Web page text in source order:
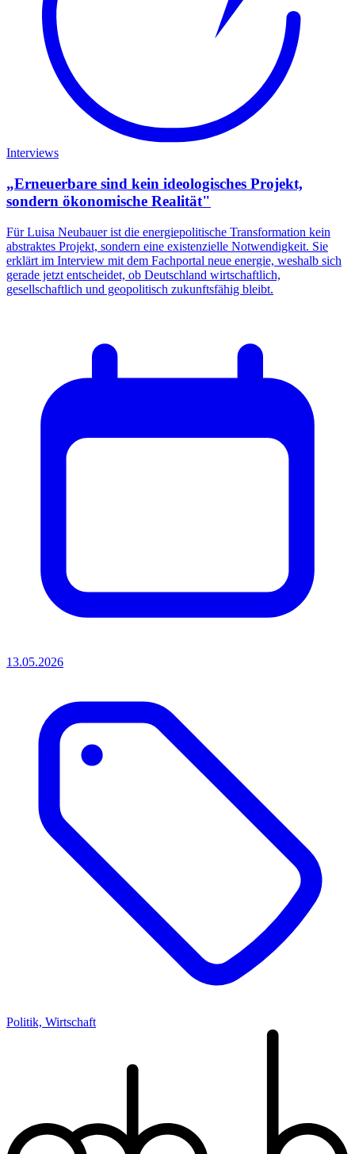
Interviews
„Erneuerbare sind kein ideologisches Projekt,
sondern ökonomische Realität"
Für Luisa Neubauer ist die energiepolitische Transformation kein
abstraktes Projekt, sondern eine existenzielle Notwendigkeit. Sie
erklärt im Interview mit dem Fachportal neue energie, weshalb sich
gerade jetzt entscheidet, ob Deutschland wirtschaftlich,
gesellschaftlich und geopolitisch zukunftsfähig bleibt.
13.05.2026
Politik, Wirtschaft